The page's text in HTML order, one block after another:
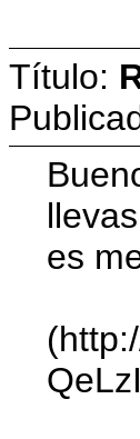
Título:
es